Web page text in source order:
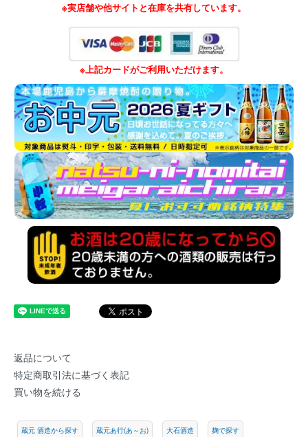
※実店舗や他サイトと在庫を共有しています。
※上記カードがご利用いただけます。
返品について
特定商取引法に基づく表記
買い物を続ける
蔵元 酒造から探す 蔵元あ行(あ～お) 大石酒造 麹で探す